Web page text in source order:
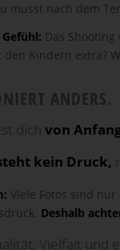
musst nach dem
Das
den Kindern extra?
ANDERS.
von
kein Druck,
Viele Fotos sind
Deshalb